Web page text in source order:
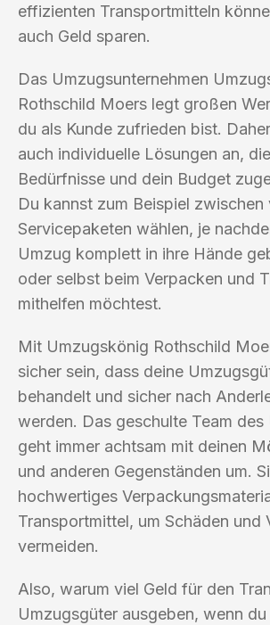
effizienten Transportmitteln
auch Geld sparen.
Das Umzugsunternehmen
Rothschild Moers legt großen
du als Kunde zufrieden bist.
auch individuelle Lösungen an,
Bedürfnisse und dein Budget
Du kannst zum Beispiel zwischen
Servicepaketen wählen, je
Umzug komplett in ihre Hände
oder selbst beim Verpacken und
mithelfen möchtest.
Mit Umzugskönig Rothschild
sicher sein, dass deine
behandelt und sicher nach
werden. Das geschulte Team des
geht immer achtsam mit deinen
und anderen Gegenständen um.
hochwertiges
Transportmittel, um Schäden und
vermeiden.
Also, warum viel Geld für den
Umzugsgüter ausgeben, wenn